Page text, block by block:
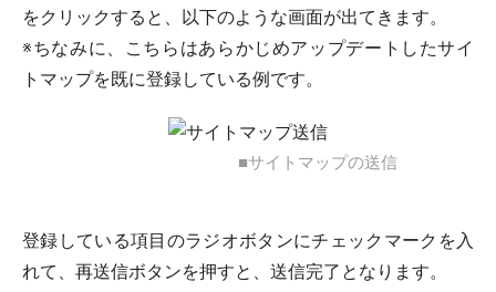
をクリックすると、以下のような画面が出てきます。
※ちなみに、こちらはあらかじめアップデートしたサイ
トマップを既に登録している例です。
■サイトマップの送信
登録している項目のラジオボタンにチェックマークを入
れて、再送信ボタンを押すと、送信完了となります。